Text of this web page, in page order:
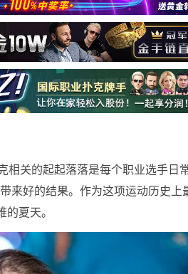
关的起起落落是每个职业选手日
来好的结果。作为这项运动历史上
夏天。